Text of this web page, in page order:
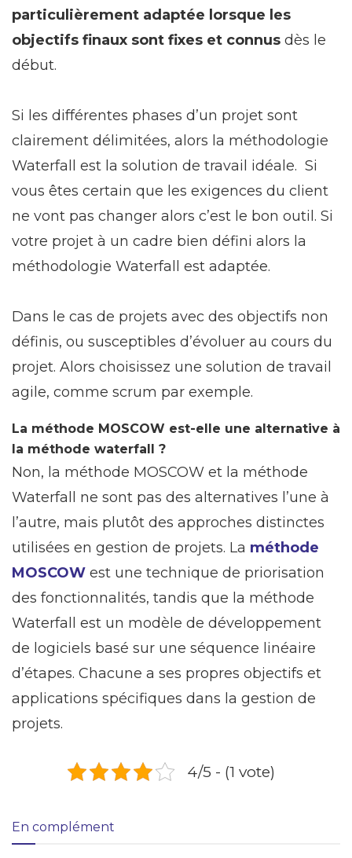
particulièrement adaptée lorsque les
objectifs finaux sont fixes et connus dès le
début.
Si les différentes phases d’un projet sont
clairement délimitées, alors la méthodologie
Waterfall est la solution de travail idéale. Si
vous êtes certain que les exigences du client
ne vont pas changer alors c’est le bon outil. Si
votre projet à un cadre bien défini alors la
méthodologie Waterfall est adaptée.
Dans le cas de projets avec des objectifs non
définis, ou susceptibles d’évoluer au cours du
projet. Alors choisissez une solution de travail
agile, comme scrum par exemple.
La méthode MOSCOW est-elle une alternative à
la méthode waterfall ?
Non, la méthode MOSCOW et la méthode
Waterfall ne sont pas des alternatives l’une à
l’autre, mais plutôt des approches distinctes
utilisées en gestion de projets. La méthode
MOSCOW est une technique de priorisation
des fonctionnalités, tandis que la méthode
Waterfall est un modèle de développement
de logiciels basé sur une séquence linéaire
d’étapes. Chacune a ses propres objectifs et
applications spécifiques dans la gestion de
projets.
4/5 - (1 vote)
En complément